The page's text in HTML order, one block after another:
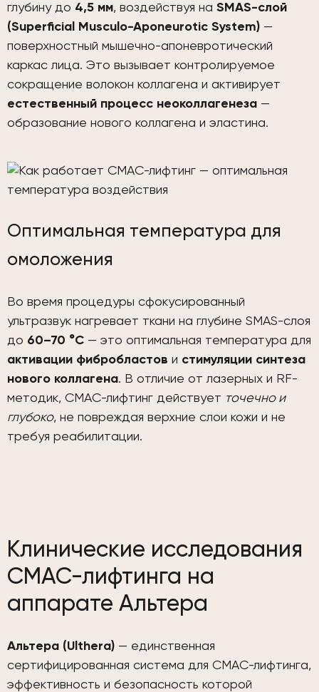
глубину до 4,5 мм, воздействуя на SMAS-слой
(Superficial Musculo-Aponeurotic System) —
поверхностный мышечно-апоневротический
каркас лица. Это вызывает контролируемое
сокращение волокон коллагена и активирует
естественный процесс неоколлагенеза —
образование нового коллагена и эластина.
Оптимальная температура для
омоложения
Во время процедуры сфокусированный
ультразвук нагревает ткани на глубине SMAS-слоя
до 60–70 °C — это оптимальная температура для
активации фибробластов и стимуляции синтеза
нового коллагена. В отличие от лазерных и RF-
методик, СМАС-лифтинг действует точечно и
глубоко, не повреждая верхние слои кожи и не
требуя реабилитации.
Клинические исследования
СМАС-лифтинга на
аппарате Альтера
Альтера (Ulthera) — единственная
сертифицированная система для СМАС-лифтинга,
эффективность и безопасность которой